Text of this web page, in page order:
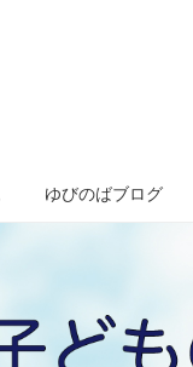
ゆびのばブログ